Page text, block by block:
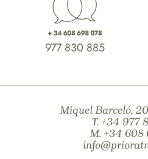
977 830 885
Miquel Barceló,
T.+34 977
M. +34 608